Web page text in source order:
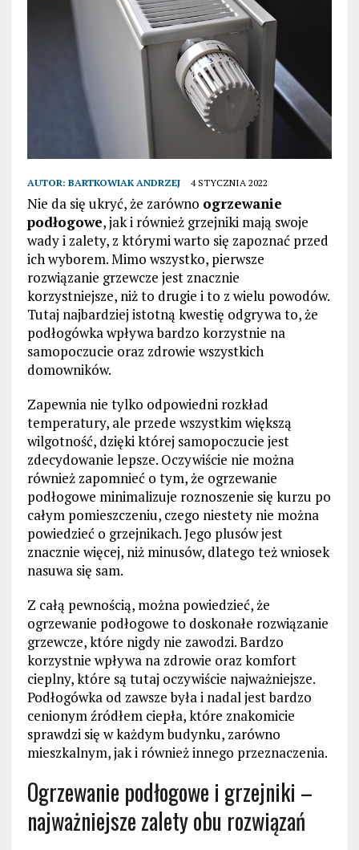
AUTOR: BARTKOWIAK ANDRZEJ 4 STYCZNIA 2022
Nie da się ukryć, że zarówno ogrzewanie
podłogowe, jak i również grzejniki mają swoje
wady i zalety, z którymi warto się zapoznać przed
ich wyborem. Mimo wszystko, pierwsze
rozwiązanie grzewcze jest znacznie
korzystniejsze, niż to drugie i to z wielu powodów.
Tutaj najbardziej istotną kwestię odgrywa to, że
podłogówka wpływa bardzo korzystnie na
samopoczucie oraz zdrowie wszystkich
domowników.
Zapewnia nie tylko odpowiedni rozkład
temperatury, ale przede wszystkim większą
wilgotność, dzięki której samopoczucie jest
zdecydowanie lepsze. Oczywiście nie można
również zapomnieć o tym, że ogrzewanie
podłogowe minimalizuje roznoszenie się kurzu po
całym pomieszczeniu, czego niestety nie można
powiedzieć o grzejnikach. Jego plusów jest
znacznie więcej, niż minusów, dlatego też wniosek
nasuwa się sam.
Z całą pewnością, można powiedzieć, że
ogrzewanie podłogowe to doskonałe rozwiązanie
grzewcze, które nigdy nie zawodzi. Bardzo
korzystnie wpływa na zdrowie oraz komfort
cieplny, które są tutaj oczywiście najważniejsze.
Podłogówka od zawsze była i nadal jest bardzo
cenionym źródłem ciepła, które znakomicie
sprawdzi się w każdym budynku, zarówno
mieszkalnym, jak i również innego przeznaczenia.
Ogrzewanie podłogowe i grzejniki –
najważniejsze zalety obu rozwiązań